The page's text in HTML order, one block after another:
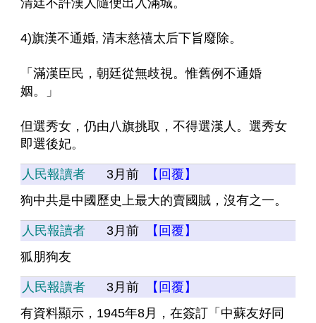
清廷不許漢人隨便出入滿城。
4)旗漢不通婚, 清末慈禧太后下旨廢除。
「滿漢臣民，朝廷從無歧視。惟舊例不通婚
姻。」
但選秀女，仍由八旗挑取，不得選漢人。選秀女
即選後妃。
人民報讀者 3月前
【回覆】
狗中共是中國歷史上最大的賣國賊，沒有之一。
人民報讀者 3月前
【回覆】
狐朋狗友
人民報讀者 3月前
【回覆】
有資料顯示，1945年8月，在簽訂「中蘇友好同